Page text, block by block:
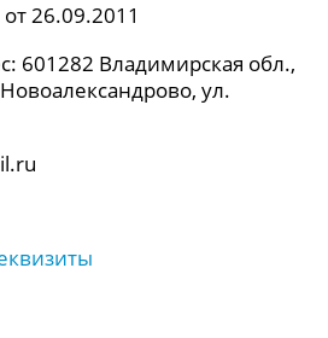
26.09.2011
601282 Владимирская обл.,
ул.